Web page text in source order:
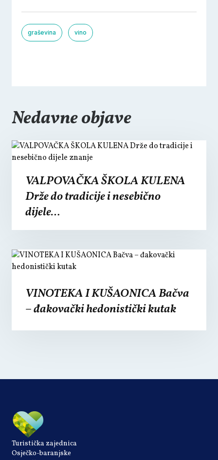
graševina vino
Nedavne objave
VALPOVAČKA ŠKOLA KULENA
Drže do tradicije i nesebično
dijele…
VINOTEKA I KUŠAONICA Bačva
– đakovački hedonistički kutak
Turistička zajednica
Osječko-baranjske